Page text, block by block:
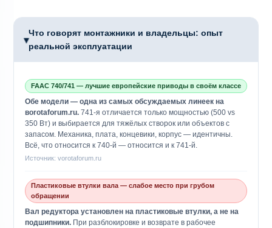
▶
Что говорят монтажники и владельцы: опыт
реальной эксплуатации
FAAC 740/741 — лучшие европейские приводы в своём классе
Обе модели — одна из самых обсуждаемых линеек на
воrotaforum.ru. 741-я отличается только мощностью (500 vs
350 Вт) и выбирается для тяжёлых створок или объектов с
запасом. Механика, плата, концевики, корпус — идентичны.
Всё, что относится к 740-й — относится и к 741-й.
Источник: vorotaforum.ru
Пластиковые втулки вала — слабое место при грубом
обращении
Вал редуктора установлен на пластиковые втулки, а не на
подшипники. При разблокировке и возврате в рабочее